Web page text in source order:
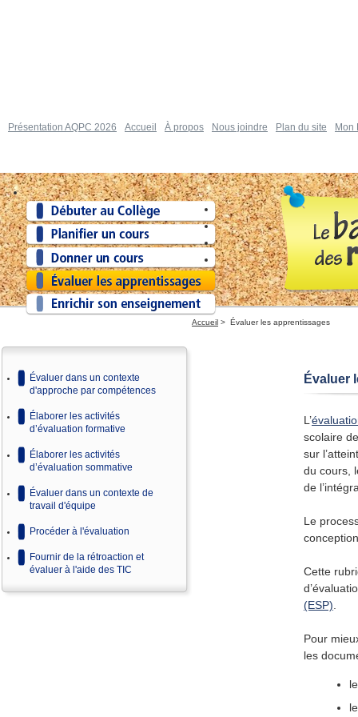
Présentation AQPC 2026 Accueil À propos Nous joindre Plan du site Mon
Accueil > Évaluer les apprentissages
Évaluer dans un contexte
d'approche par compétences
Élaborer les activités
d’évaluation formative
Élaborer les activités
d’évaluation sommative
Évaluer dans un contexte de
travail d'équipe
Procéder à l'évaluation
Fournir de la rétroaction et
évaluer à l'aide des TIC
Évaluer
L’
scolaire
sur
du cours,
de
Le
Cette
(ESP).
Pour
les